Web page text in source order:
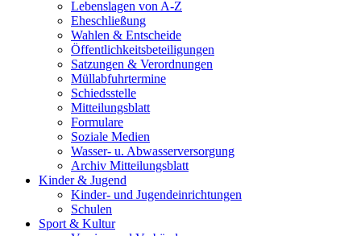
Lebenslagen von A-Z
Eheschließung
Wahlen & Entscheide
Öffentlichkeitsbeteiligungen
Satzungen & Verordnungen
Müllabfuhrtermine
Schiedsstelle
Mitteilungsblatt
Formulare
Soziale Medien
Wasser- u. Abwasserversorgung
Archiv Mitteilungsblatt
Kinder & Jugend
Kinder- und Jugendeinrichtungen
Schulen
Sport & Kultur